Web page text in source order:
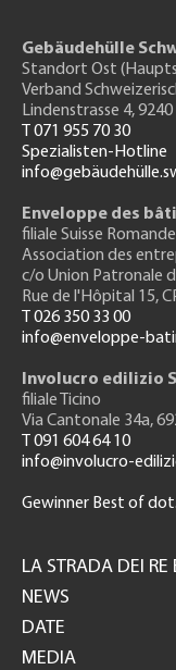
Gebäudehülle
Standort Ost
Verband
Lindenstrasse 4, 9240
T 071 955 70 30
Spezialisten-Hotline
Enveloppe des
filiale Suisse Romande
Association des
c/o Union Patronale
Rue de l'Hôpital 15,
T 026 350 33 00
info@enveloppe-
Involucro edilizio
filiale Ticino
Via Cantonale 34a,
T 091 604 64 10
info@involucro-
Gewinner Best of
GH
LA STRADA DEI RE
NEWS
DATE
MEDIA